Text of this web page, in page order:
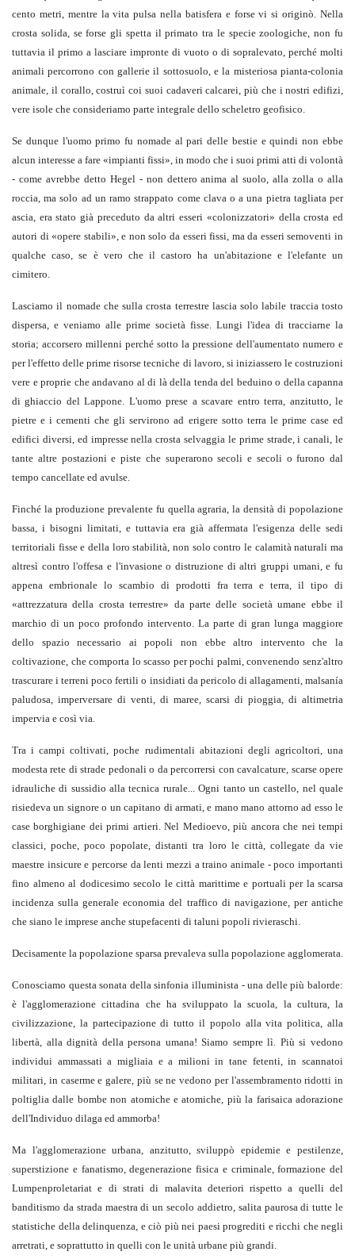
cento metri, mentre la vita pulsa nella batisfera e forse vi si originò. Nella
crosta solida, se forse gli spetta il primato tra le specie zoologiche, non fu
tuttavia il primo a lasciare impronte di vuoto o di sopralevato, perché molti
animali percorrono con gallerie il sottosuolo, e la misteriosa pianta-colonia
animale, il corallo, costruì coi suoi cadaveri calcarei, più che i nostri edifizi,
vere isole che consideriamo parte integrale dello scheletro geofisico.
Se dunque l'uomo primo fu nomade al pari delle bestie e quindi non ebbe
alcun interesse a fare «impianti fissi», in modo che i suoi primi atti di volontà
- come avrebbe detto Hegel - non dettero anima al suolo, alla zolla o alla
roccia, ma solo ad un ramo strappato come clava o a una pietra tagliata per
ascia, era stato già preceduto da altri esseri «colonizzatori» della crosta ed
autori di «opere stabili», e non solo da esseri fissi, ma da esseri semoventi in
qualche caso, se è vero che il castoro ha un'abitazione e l'elefante un
cimitero.
Lasciamo il nomade che sulla crosta terrestre lascia solo labile traccia tosto
dispersa, e veniamo alle prime società fisse. Lungi l'idea di tracciarne la
storia; accorsero millenni perché sotto la pressione dell'aumentato numero e
per l'effetto delle prime risorse tecniche di lavoro, si iniziassero le costruzioni
vere e proprie che andavano al di là della tenda del beduino o della capanna
di ghiaccio del Lappone. L'uomo prese a scavare entro terra, anzitutto, le
pietre e i cementi che gli servirono ad erigere sotto terra le prime case ed
edifici diversi, ed impresse nella crosta selvaggia le prime strade, i canali, le
tante altre postazioni e piste che superarono secoli e secoli o furono dal
tempo cancellate ed avulse.
Finché la produzione prevalente fu quella agraria, la densità di popolazione
bassa, i bisogni limitati, e tuttavia era già affermata l'esigenza delle sedi
territoriali fisse e della loro stabilità, non solo contro le calamità naturali ma
altresì contro l'offesa e l'invasione o distruzione di altri gruppi umani, e fu
appena embrionale lo scambio di prodotti fra terra e terra, il tipo di
«attrezzatura della crosta terrestre» da parte delle società umane ebbe il
marchio di un poco profondo intervento. La parte di gran lunga maggiore
dello spazio necessario ai popoli non ebbe altro intervento che la
coltivazione, che comporta lo scasso per pochi palmi, convenendo senz'altro
trascurare i terreni poco fertili o insidiati da pericolo di allagamenti, malsanía
paludosa, imperversare di venti, di maree, scarsi di pioggia, di altimetria
impervia e così via.
Tra i campi coltivati, poche rudimentali abitazioni degli agricoltori, una
modesta rete di strade pedonali o da percorrersi con cavalcature, scarse opere
idrauliche di sussidio alla tecnica rurale... Ogni tanto un castello, nel quale
risiedeva un signore o un capitano di armati, e mano mano attorno ad esso le
case borghigiane dei primi artieri. Nel Medioevo, più ancora che nei tempi
classici, poche, poco popolate, distanti tra loro le città, collegate da vie
maestre insicure e percorse da lenti mezzi a traino animale - poco importanti
fino almeno al dodicesimo secolo le città marittime e portuali per la scarsa
incidenza sulla generale economia del traffico di navigazione, per antiche
che siano le imprese anche stupefacenti di taluni popoli rivieraschi.
Decisamente la popolazione sparsa prevaleva sulla popolazione agglomerata.
Conosciamo questa sonata della sinfonia illuminista - una delle più balorde:
è l'agglomerazione cittadina che ha sviluppato la scuola, la cultura, la
civilizzazione, la partecipazione di tutto il popolo alla vita politica, alla
libertà, alla dignità della persona umana! Siamo sempre lì. Più si vedono
individui ammassati a migliaia e a milioni in tane fetenti, in scannatoi
militari, in caserme e galere, più se ne vedono per l'assembramento ridotti in
poltiglia dalle bombe non atomiche e atomiche, più la farisaica adorazione
dell'Individuo dilaga ed ammorba!
Ma l'agglomerazione urbana, anzitutto, sviluppò epidemie e pestilenze,
superstizione e fanatismo, degenerazione fisica e criminale, formazione del
Lumpenproletariat e di strati di malavita deteriori rispetto a quelli del
banditismo da strada maestra di un secolo addietro, salita paurosa di tutte le
statistiche della delinquenza, e ciò più nei paesi progrediti e ricchi che negli
arretrati, e soprattutto in quelli con le unità urbane più grandi.